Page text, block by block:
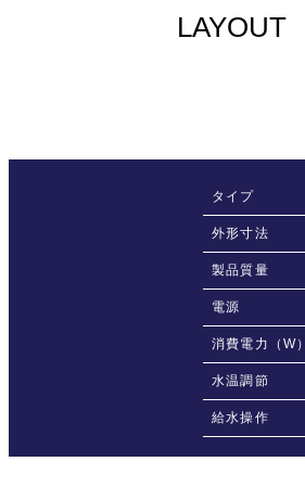
LAYOUT
タイプ
外形寸法
製品質量
電源
消費電力（W）
水温調節
給水操作